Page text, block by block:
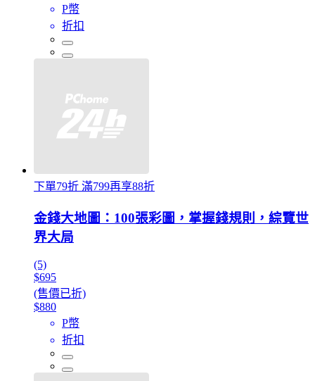
P幣
折扣
下單79折 滿799再享88折
金錢大地圖：100張彩圖，掌握錢規則，綜覽世
界大局
(5)
$695
(售價已折)
$880
P幣
折扣